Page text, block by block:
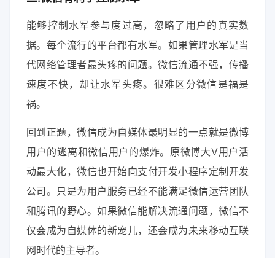
能够控制水军参与度过高，忽略了用户的真实数
据。每个流行的平台都有水军。如果管理水军是当
代网络管理者最头疼的问题。微信流通不强，传播
速度不快，却让水军头疼。很难区分微信是福是
祸。
回到正题，微信成为自媒体最明显的一点就是微博
用户的逃离和微信用户的爆炸。原微博大V用户活
动最大化，微信也开始向支付开发小程序定制开发
公司。只是为用户服务已经不能满足微信运营团队
和腾讯的野心。如果微信能解决流通问题，微信不
仅会成为自媒体的新宠儿，还会成为未来移动互联
网时代的主导者。